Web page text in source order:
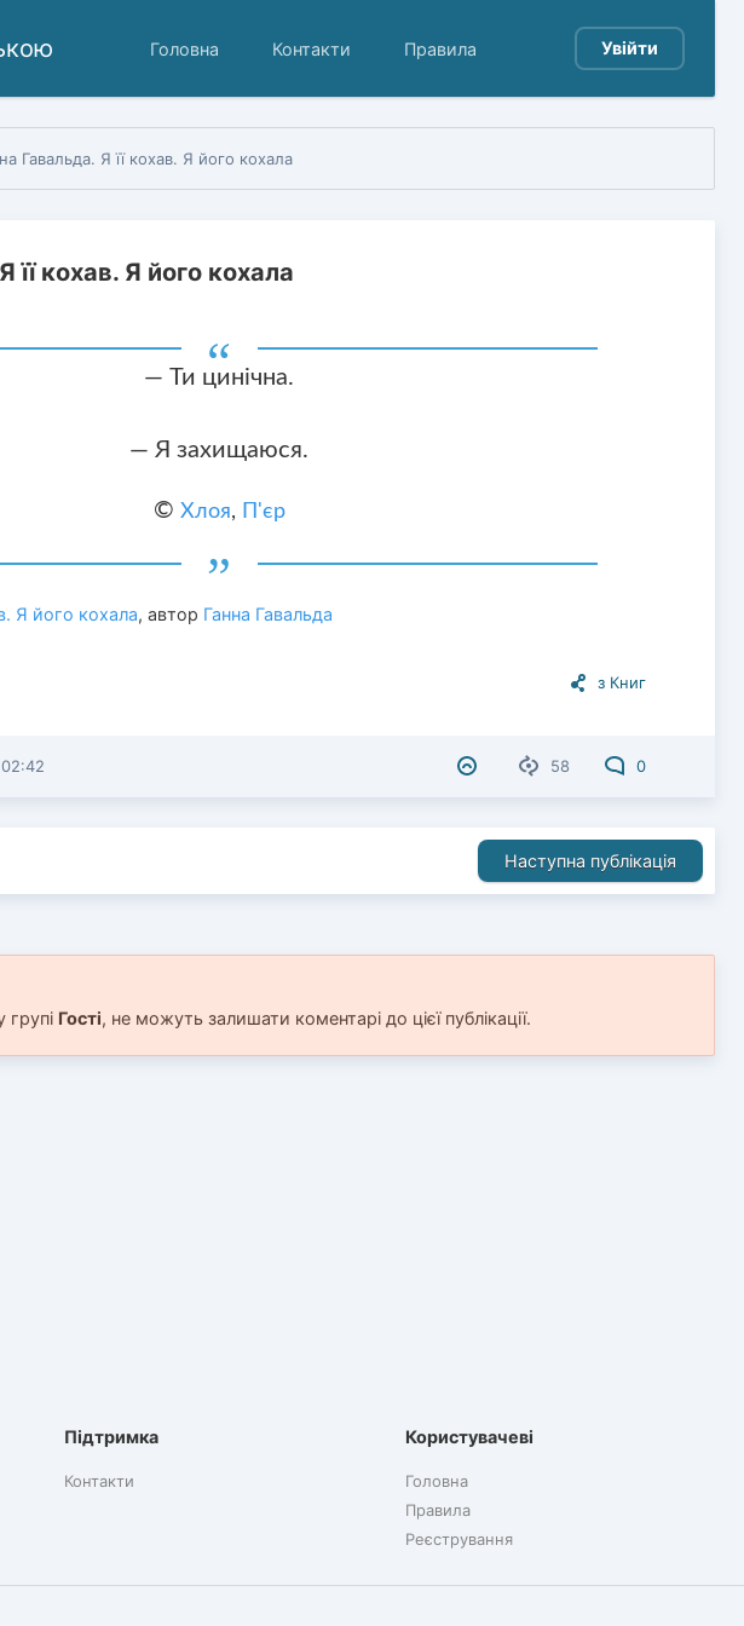
Головна Контакти Правила Увійти
Гавальда. Я її кохав. Я його кохала
її кохав. Я його кохала
— Ти цинічна.
— Я захищаюся.
© Хлоя, П'єр
Я його кохала, автор Ганна Гавальда
з Книг
58 0
Наступна публікація
групі Гості, не можуть залишати коментарі до цієї публікації.
Підтримка
Контакти
Користувачеві
Головна
Правила
Реєстрування